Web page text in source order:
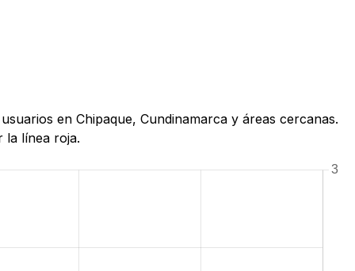
en Chipaque, Cundinamarca y áreas cercanas.
la línea roja.